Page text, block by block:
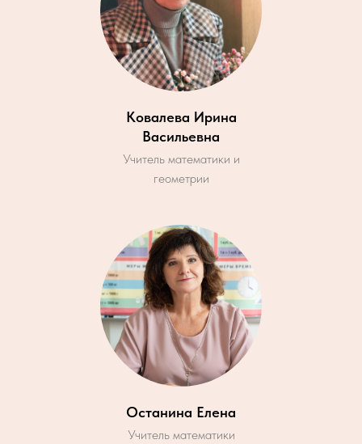
Ковалева Ирина
Васильевна
Учитель математики и
геометрии
Останина Елена
Учитель математики